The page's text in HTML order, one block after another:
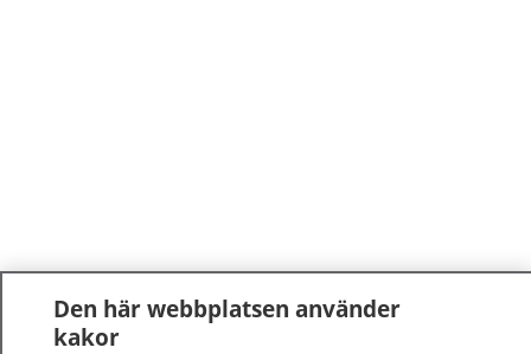
Den här webbplatsen använder
kakor